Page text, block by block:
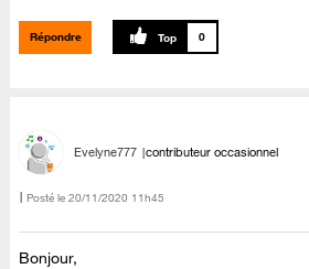
Répondre 0
Evelyne777 contributeur occasionnel
Posté le ‎20/11/2020 11h45
Bonjour,